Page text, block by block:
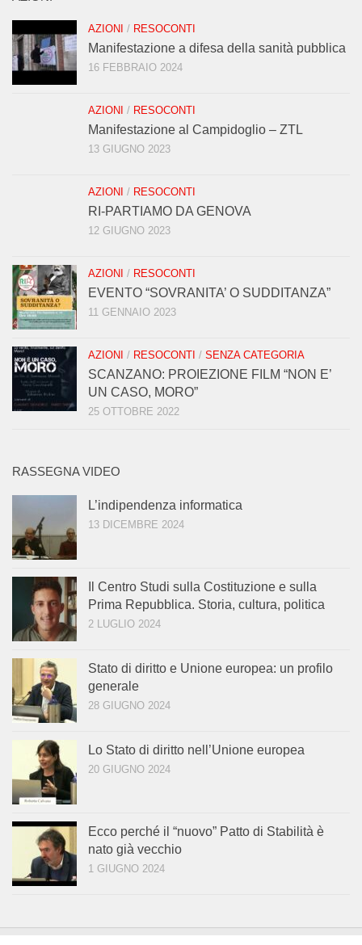
AZIONI / RESOCONTI
Manifestazione a difesa della sanità pubblica
16 FEBBRAIO 2024
AZIONI / RESOCONTI
Manifestazione al Campidoglio – ZTL
13 GIUGNO 2023
AZIONI / RESOCONTI
RI-PARTIAMO DA GENOVA
12 GIUGNO 2023
AZIONI / RESOCONTI
EVENTO “SOVRANITA’ O SUDDITANZA”
11 GENNAIO 2023
AZIONI / RESOCONTI / SENZA CATEGORIA
SCANZANO: PROIEZIONE FILM “NON E’
UN CASO, MORO”
25 OTTOBRE 2022
RASSEGNA VIDEO
L’indipendenza informatica
13 DICEMBRE 2024
Il Centro Studi sulla Costituzione e sulla
Prima Repubblica. Storia, cultura, politica
2 LUGLIO 2024
Stato di diritto e Unione europea: un profilo
generale
28 GIUGNO 2024
Lo Stato di diritto nell’Unione europea
20 GIUGNO 2024
Ecco perché il “nuovo” Patto di Stabilità è
nato già vecchio
1 GIUGNO 2024